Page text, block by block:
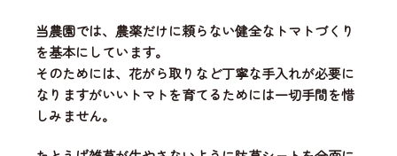
当農園では、 農薬だけに頼らない健全なトマトづくり
を基本にしています。
そのためには、花がら取りなど丁寧な手入れが必要に
なりますがいいトマトを育てるためには一切手間を惜
しみません。